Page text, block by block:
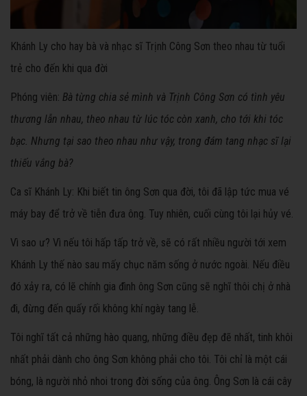
Khánh Ly cho hay bà và nhạc sĩ Trịnh Công Sơn theo nhau từ tuổi
trẻ cho đến khi qua đời
Phóng viên: Bà từng chia sẻ mình và Trịnh Công Sơn có tình yêu
thương lẫn nhau, theo nhau từ lúc tóc còn xanh, cho tới khi tóc
bạc. Nhưng tại sao theo nhau như vậy, trong đám tang nhạc sĩ lại
thiếu vắng bà?
Ca sĩ Khánh Ly: Khi biết tin ông Sơn qua đời, tôi đã lập tức mua vé
máy bay để trở về tiễn đưa ông. Tuy nhiên, cuối cùng tôi lại hủy vé.
Vì sao ư? Vì nếu tôi hấp tấp trở về, sẽ có rất nhiều người tới xem
Khánh Ly thế nào sau mấy chục năm sống ở nước ngoài. Nếu điều
đó xảy ra, có lẽ chính gia đình ông Sơn cũng sẽ nghĩ thôi chị ở nhà
đi, đừng đến quấy rối không khí ngày tang lễ.
Tôi nghĩ tất cả những hào quang, những điều đẹp đẽ nhất, tinh khôi
nhất phải dành cho ông Sơn không phải cho tôi. Tôi chỉ là một cái
bóng, là người nhỏ nhoi trong đời sống của ông. Ông Sơn là cái cây